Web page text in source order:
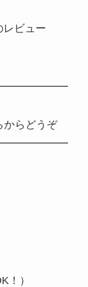
レビュー
からどうぞ
！）